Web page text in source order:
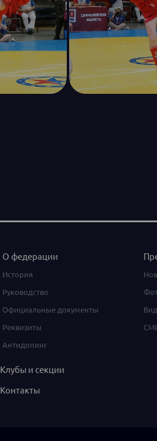
О федерации
История
Руководство
Официальные документы
Реквизиты
Антидопинг
Клубы и секции
Контакты